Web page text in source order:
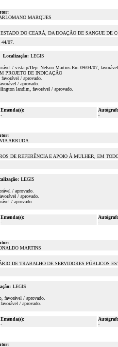
MARQUES
DO CEARÁ, DA DOAÇÃO DE SANGUE DE
07.
Localização: LEGIS
/ vista p/Dep. Nelson Martins.Em 09/04/07, favorável
PROJETO DE INDICAÇÃO
/ aprovado.
/ aprovado.
landim, favorável / aprovado.
Emenda(s):
-
-
ARRUDA
DE REFERÊNCIA E APOIO À MULHER, EM
LEGIS
/ aprovado.
/ aprovado.
/ aprovado.
Emenda(s):
-
-
MARTINS
DE TRABALHO DE SERVIDORES PÚBLICOS
LEGIS
favorável / aprovado.
/ aprovado.
Emenda(s):
-
-